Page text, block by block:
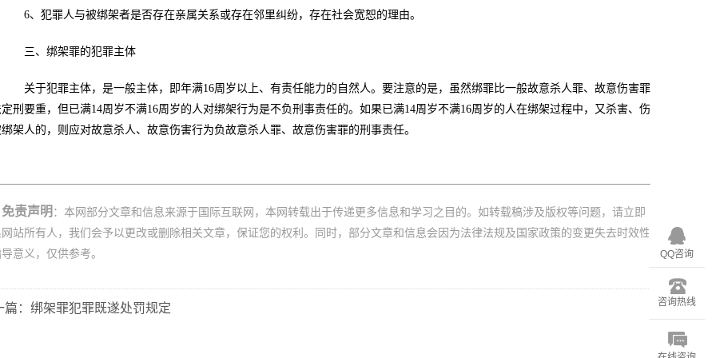
6、犯罪人与被绑架者是否存在亲属关系或存在邻里纠纷，存在社会宽恕的理由。
三、绑架罪的犯罪主体
关于犯罪主体，是一般主体，即年满16周岁以上、有责任能力的自然人。要注意的是，虽然绑罪比一般故意杀人罪、故意伤害罪
刑要重，但已满14周岁不满16周岁的人对绑架行为是不负刑事责任的。如果已满14周岁不满16周岁的人在绑架过程中，又杀害、伤
架人的，则应对故意杀人、故意伤害行为负故意杀人罪、故意伤害罪的刑事责任。
免责声明 ：本网部分文章和信息来源于国际互联网，本网转载出于传递更多信息和学习之目的。如转载稿涉及版权等问题，请立即
站所有人，我们会予以更改或删除相关文章，保证您的权利。同时，部分文章和信息会因为法律法规及国家政策的变更失去时效性
意义，仅供参考。
篇：绑架罪犯罪既遂处罚规定
QQ咨询
咨询热线